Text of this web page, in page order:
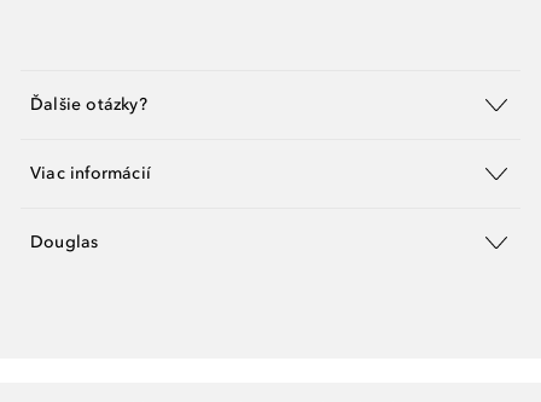
Ďalšie otázky?
Viac informácií
Douglas